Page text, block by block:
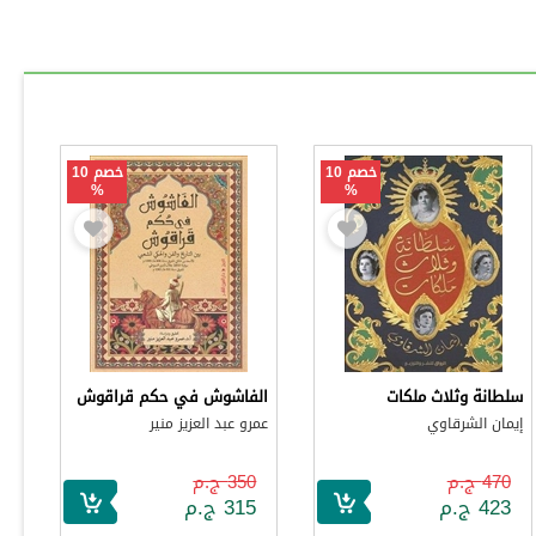
خصم 10
%
سلطانة وثلاث ملكات
إيمان الشرقاوي
470 ج.م
423 ج.م
خصم 10
%
الفاشوش في حكم قراقوش
عمرو عبد العزيز منير
350 ج.م
315 ج.م